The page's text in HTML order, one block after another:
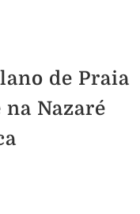
de Praia
Nazaré